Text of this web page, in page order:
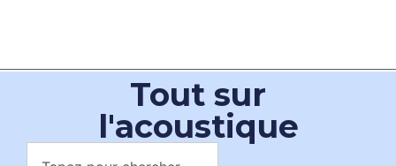
Tout sur
l'acoustique